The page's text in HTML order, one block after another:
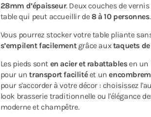
28mm d’épaisseur. Deux couches de
table qui peut accueillir de8 à 10 personnes.
Vous pourrez stocker votre table pliante
s’empilent facilementgrâce auxtaquets
Les pieds sont en acier et rabattablesen un
pour untransport facilitéet un
pour s'accorder à votre décor : choisissez
look brasserie traditionnelle ou l'élégance
moderne et champêtre.